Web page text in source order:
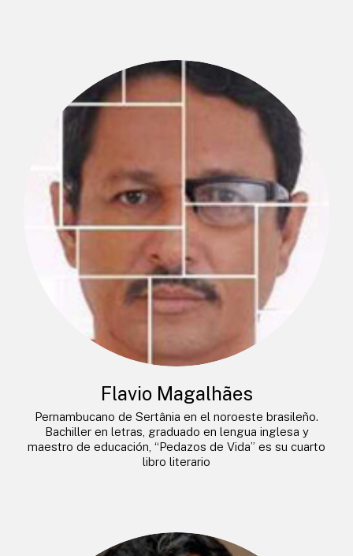
Flavio Magalhães
Pernambucano de Sertânia en el noroeste brasileño.
Bachiller en letras, graduado en lengua inglesa y
maestro de educación, “Pedazos de Vida” es su cuarto
libro literario